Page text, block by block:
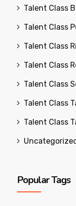
Talent Class
Talent Class
Talent Class
Talent Class
Talent Class
Talent Class
Talent Class
Popular Tags